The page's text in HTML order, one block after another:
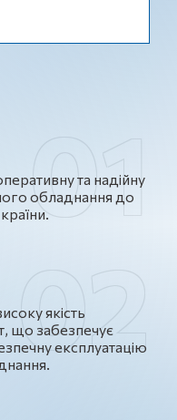
та надійну
обладнання до
якість
що забезпечує
експлуатацію